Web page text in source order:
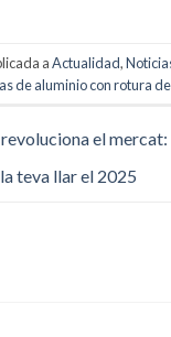
aActualidad,
de aluminio con rotura
el
teva llar el 2025